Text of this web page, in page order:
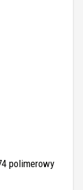
polimerowy